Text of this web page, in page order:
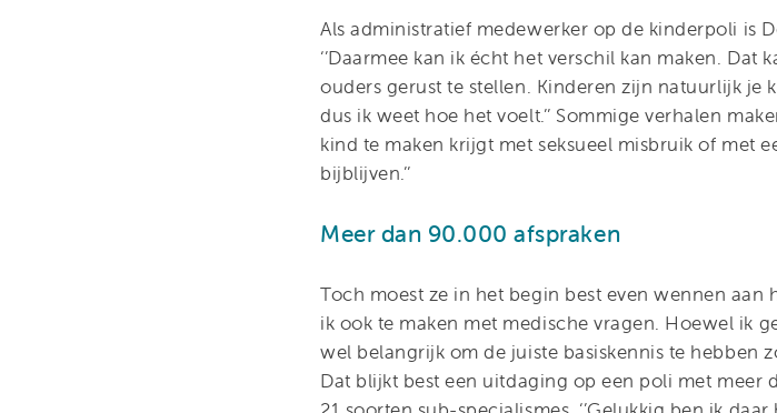
Als administratief medewerker op de kinderpoli is
‘’Daarmee kan ik écht het verschil kan maken.
ouders gerust te stellen. Kinderen zijn natuurlijk je
dus ik weet hoe het voelt.’’ Sommige verhalen
kind te maken krijgt met seksueel misbruik of met
bijblijven.’’
Meer dan 90.000 afspraken
Toch moest ze in het begin best even wennen aan
ik ook te maken met medische vragen. Hoewel ik
wel belangrijk om de juiste basiskennis te hebben
Dat blijkt best een uitdaging op een poli met meer